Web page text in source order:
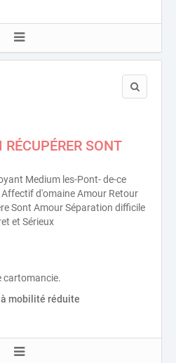
SONT
Medium les-Pont- de-ce
d'omaine Amour Retour
Sont Amour Séparation difficile
et Sérieux
cartomancie.
mobilité réduite